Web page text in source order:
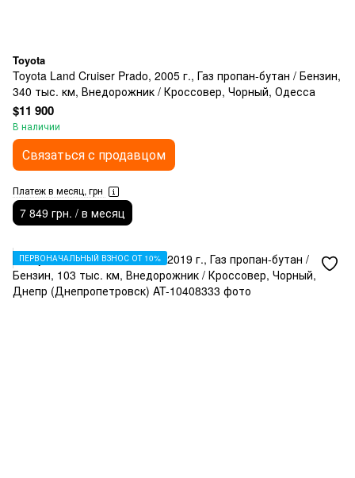
Toyota
Toyota Land Cruiser Prado, 2005 г., Газ пропан-бутан / Бензин,
340 тыс. км, Внедорожник / Кроссовер, Чорный, Одесса
$11 900
В наличии
Связаться с продавцом
Платеж в месяц, грн
7 849 грн. / в месяц
ПЕРВОНАЧАЛЬНЫЙ ВЗНОС ОТ 10%